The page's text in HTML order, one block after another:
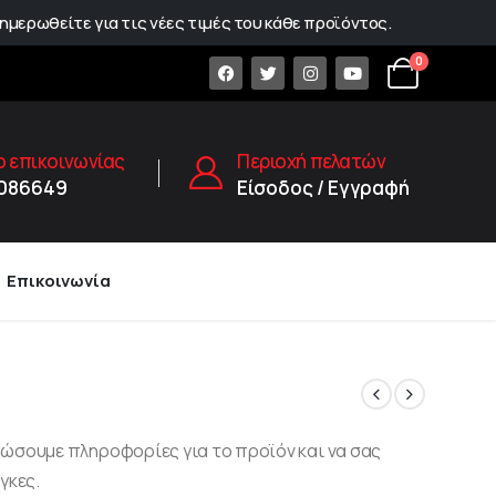
για τις νέες τιμές του κάθε προϊόντος.
0
Περιοχή πελατών
Είσοδος / Εγγραφή
Επικοινωνία
πληροφορίες για το προϊόν και να σας